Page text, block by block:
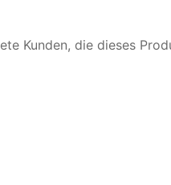
Kunden, die dieses